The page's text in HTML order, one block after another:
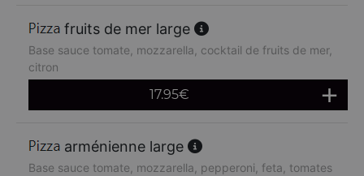
fruits de mer large
Base sauce tomate, mozzarella, cocktail de fruits de mer,
citron
17.95€
arménienne large
Base sauce tomate, mozzarella, pepperoni, feta, tomates